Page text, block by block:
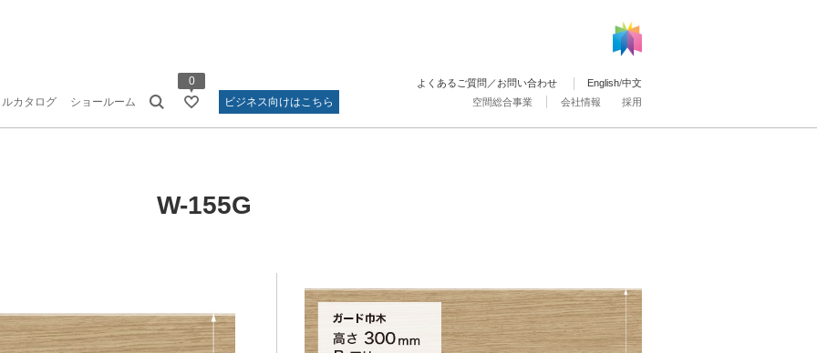
カタログ ショールーム
0
ビジネス向けはこちら
空間総合事業 会社情報 採用
よくあるご質問／お問い合わせ English/中文
W-155G